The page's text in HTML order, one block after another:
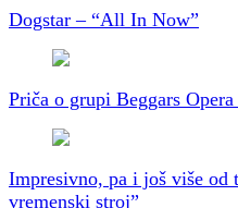
Dogstar – “All In Now”
Priča o grupi Beggars
Impresivno, pa i još više od
vremenski stroj”